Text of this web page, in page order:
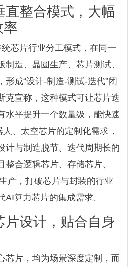
直整合模式，大幅
率
芯片行业分工模式，在同一
制造、晶圆生产、芯片测试、
形成“设计-制造-测试-迭代”闭
克宣称，这种模式可让芯片迭
水平提升一个数量级，能快速
、太空芯片的定制化需求，
计与制造脱节、迭代周期长的
整合逻辑芯片、存储芯片、
产，打破芯片与封装的行业
AI算力芯片的集成需求。
片设计，贴合自身
芯片，均为场景深度定制，而